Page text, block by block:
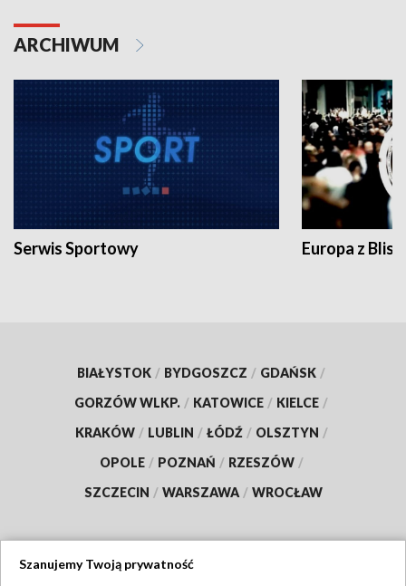
ARCHIWUM
Serwis Sportowy Europa z
BIAŁYSTOK / BYDGOSZCZ / GDAŃSK /
GORZÓW WLKP. / KATOWICE / KIELCE /
KRAKÓW / LUBLIN / ŁÓDŹ / OLSZTYN /
OPOLE / POZNAŃ / RZESZÓW /
SZCZECIN / WARSZAWA / WROCŁAW
Szanujemy Twoją prywatność